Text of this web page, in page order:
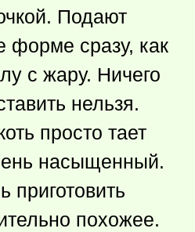
Подают
форме сразу, как
с жару. Ничего
нельзя.
просто тает
насыщенный.
приготовить
похожее.